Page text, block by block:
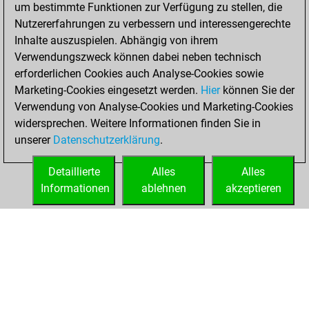
You achieved a
BeautyScore of 25
You achieved a
new Elo of 1642
Montag, April 7,
2025
You created
your Fritz account
um bestimmte Funktionen zur Verfügung zu stellen, die
Nutzererfahrungen zu verbessern und interessengerechte
Inhalte auszuspielen. Abhängig von ihrem
Verwendungszweck können dabei neben technisch
erforderlichen Cookies auch Analyse-Cookies sowie
Marketing-Cookies eingesetzt werden. Hierkönnen Sie der
Verwendung von Analyse-Cookies und Marketing-Cookies
widersprechen. Weitere Informationen finden Sie in
unserer Datenschutzerklärung.
Alles
akzeptieren
Alles
ablehnen
Detaillierte
Informationen